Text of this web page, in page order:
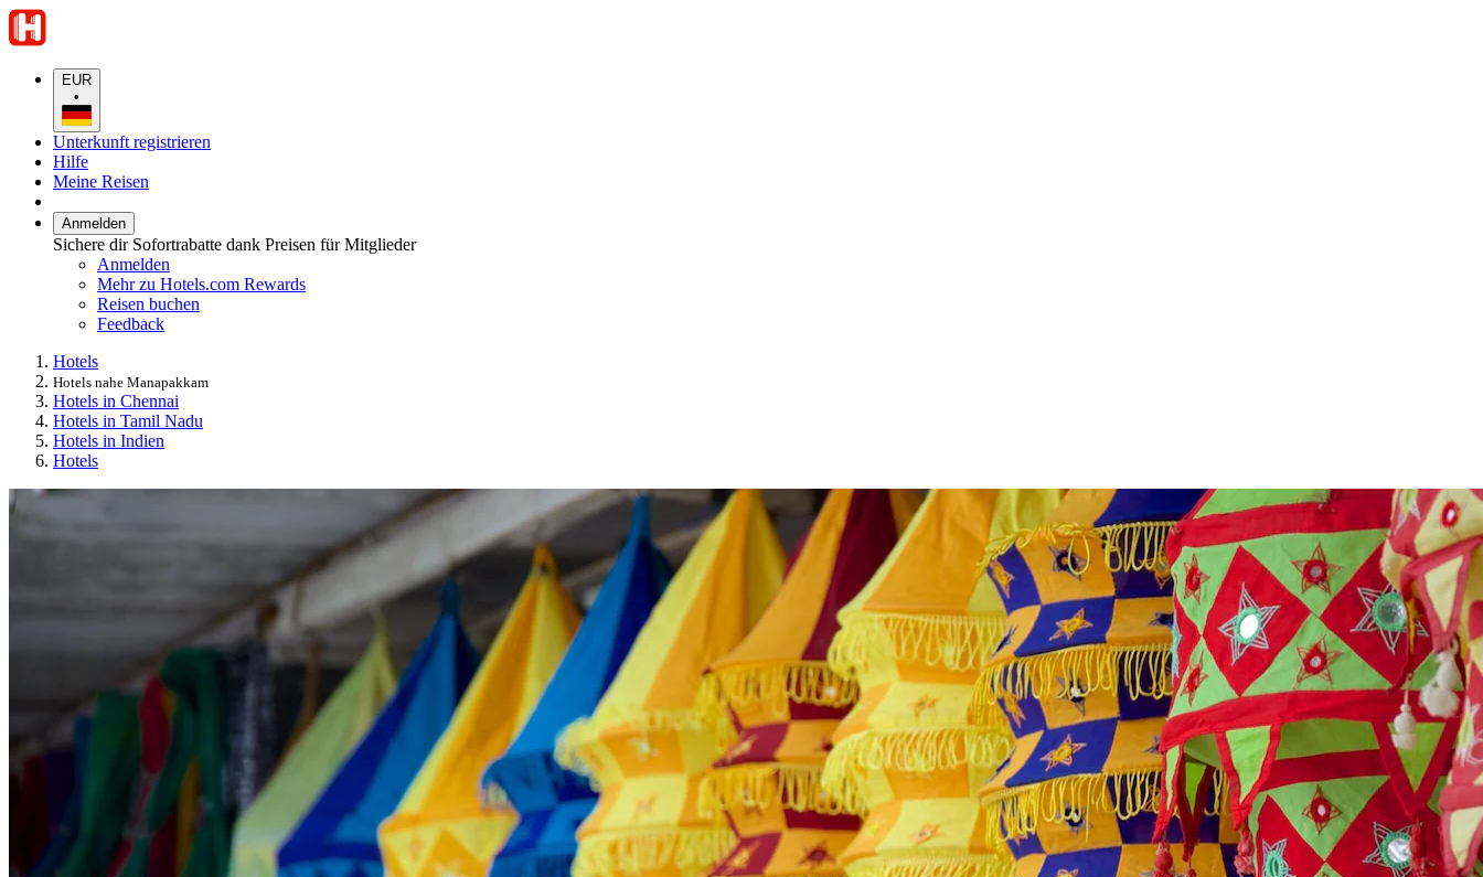
EUR
•
Unterkunft registrieren
Hilfe
Meine Reisen
Anmelden
Sichere dir Sofortrabatte dank Preisen für Mitglieder
Anmelden
Mehr zu Hotels.com Rewards
Reisen buchen
Feedback
Hotels
Hotels nahe Manapakkam
Hotels in Chennai
Hotels in Tamil Nadu
Hotels in Indien
Hotels